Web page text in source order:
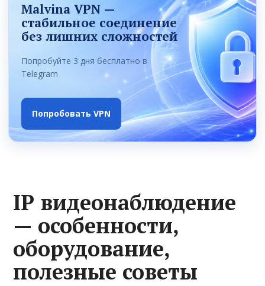
Malvina VPN —
стабильное соединение
без лишних сложностей
Попробуйте 3 дня бесплатно в
Telegram
Попробовать VPN
IP видеонаблюдение
— особенности,
оборудование,
полезные советы